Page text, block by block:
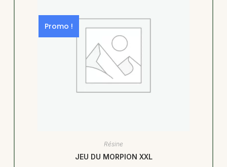
Promo !
Résine
JEU DU MORPION XXL